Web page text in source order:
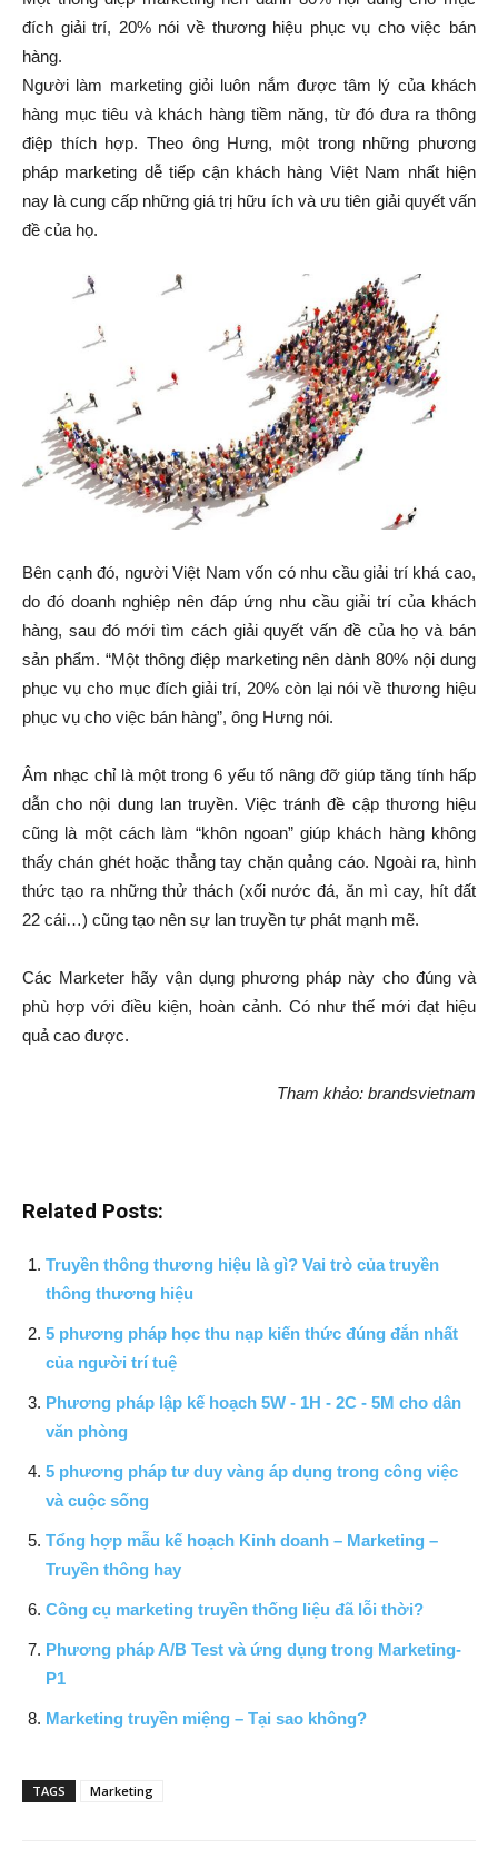
đích giải trí, 20% nói về thương hiệu phục vụ cho việc bán
hàng.
Người làm marketing giỏi luôn nắm được tâm lý của khách
hàng mục tiêu và khách hàng tiềm năng, từ đó đưa ra thông
điệp thích hợp. Theo ông Hưng, một trong những phương
pháp marketing dễ tiếp cận khách hàng Việt Nam nhất hiện
nay là cung cấp những giá trị hữu ích và ưu tiên giải quyết vấn
đề của họ.
Bên cạnh đó, người Việt Nam vốn có nhu cầu giải trí khá cao,
do đó doanh nghiệp nên đáp ứng nhu cầu giải trí của khách
hàng, sau đó mới tìm cách giải quyết vấn đề của họ và bán
sản phẩm. “Một thông điệp marketing nên dành 80% nội dung
phục vụ cho mục đích giải trí, 20% còn lại nói về thương hiệu
phục vụ cho việc bán hàng”, ông Hưng nói.
Âm nhạc chỉ là một trong 6 yếu tố nâng đỡ giúp tăng tính hấp
dẫn cho nội dung lan truyền. Việc tránh đề cập thương hiệu
cũng là một cách làm “khôn ngoan” giúp khách hàng không
thấy chán ghét hoặc thẳng tay chặn quảng cáo. Ngoài ra, hình
thức tạo ra những thử thách (xối nước đá, ăn mì cay, hít đất
22 cái…) cũng tạo nên sự lan truyền tự phát mạnh mẽ.
Các Marketer hãy vận dụng phương pháp này cho đúng và
phù hợp với điều kiện, hoàn cảnh. Có như thế mới đạt hiệu
quả cao được.
Tham khảo: brandsvietnam
Related Posts:
Truyền thông thương hiệu là gì? Vai trò của truyền
thông thương hiệu
5 phương pháp học thu nạp kiến thức đúng đắn nhất
của người trí tuệ
Phương pháp lập kế hoạch 5W - 1H - 2C - 5M cho dân
văn phòng
5 phương pháp tư duy vàng áp dụng trong công việc
và cuộc sống
Tổng hợp mẫu kế hoạch Kinh doanh – Marketing –
Truyền thông hay
Công cụ marketing truyền thống liệu đã lỗi thời?
Phương pháp A/B Test và ứng dụng trong Marketing-
P1
Marketing truyền miệng – Tại sao không?
TAGS Marketing